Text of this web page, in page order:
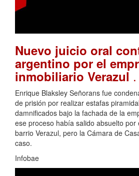
Nuevo juicio oral
argentino por el
inmobiliario Verazul
Enrique Blaksley Señorans fue
de prisión por realizar estafas
damnificados bajo la fachada de la
ese proceso había salido absuelto por
barrio Verazul, pero la Cámara de
caso.
Infobae